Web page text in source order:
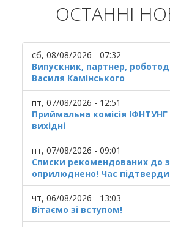
ОСТАННІ
сб, 08/08/2026 - 07:32
Випускник, партнер,
Василя Камінського
пт, 07/08/2026 - 12:51
Приймальна комісія
вихідні
пт, 07/08/2026 - 09:01
Списки рекомендованих до
оприлюднено! Час
чт, 06/08/2026 - 13:03
Вітаємо зі вступом!